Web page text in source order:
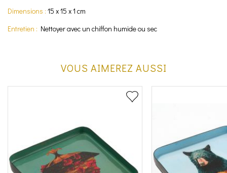
Dimensions : 15 x 15 x 1 cm
Entretien : Nettoyer avec un chiffon humide ou sec
VOUS AIMEREZ AUSSI